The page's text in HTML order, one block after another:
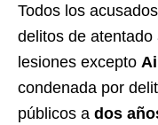
Todos los
delitos de
lesiones excepto
condenada por
públicos a dos